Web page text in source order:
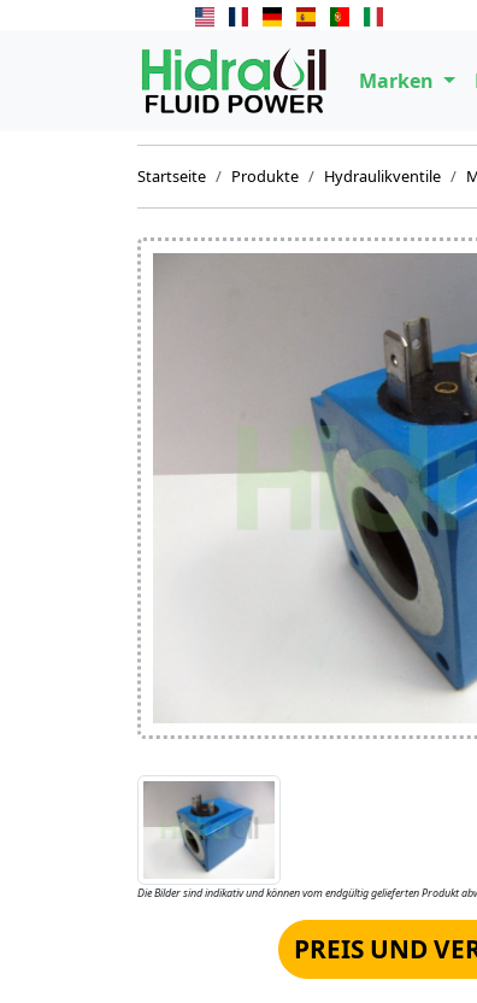
Marken
Startseite Produkte Hydraulikventile
Die Bilder sind indikativ und können vom endgültig gelieferten Produkt
PREIS UND